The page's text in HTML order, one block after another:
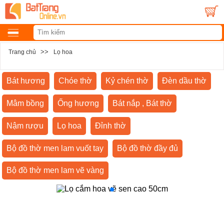
Trang chủ >> Lọ hoa
Bát hương Chóe thờ Kỷ chén thờ Đèn dầu thờ
Mâm bồng Ống hương Bát nắp , Bát thờ
Nậm rượu Lọ hoa Đỉnh thờ
Bộ đồ thờ men lam vuốt tay Bộ đồ thờ đầy đủ
Bộ đồ thờ men lam vẽ vàng